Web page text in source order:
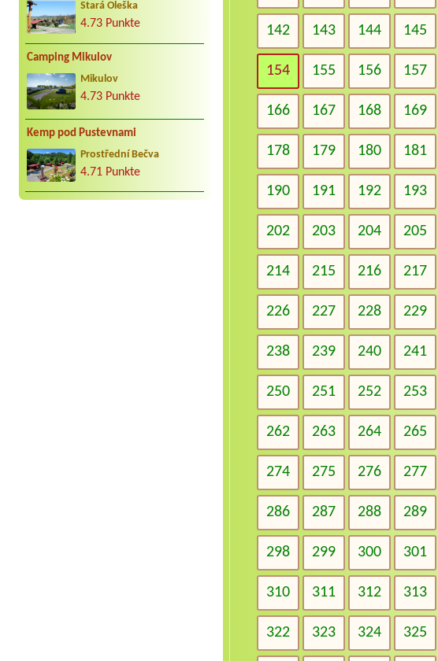
Stará Oleška
4.73 Punkte
Camping Mikulov
Mikulov
4.73 Punkte
Kemp pod Pustevnami
Prostřední Bečva
4.71 Punkte
142 143 144 145
154 155 156 157
166 167 168 169
178 179 180 181
190 191 192 193
202 203 204 205
214 215 216 217
226 227 228 229
238 239 240 241
250 251 252 253
262 263 264 265
274 275 276 277
286 287 288 289
298 299 300 301
310 311 312 313
322 323 324 325